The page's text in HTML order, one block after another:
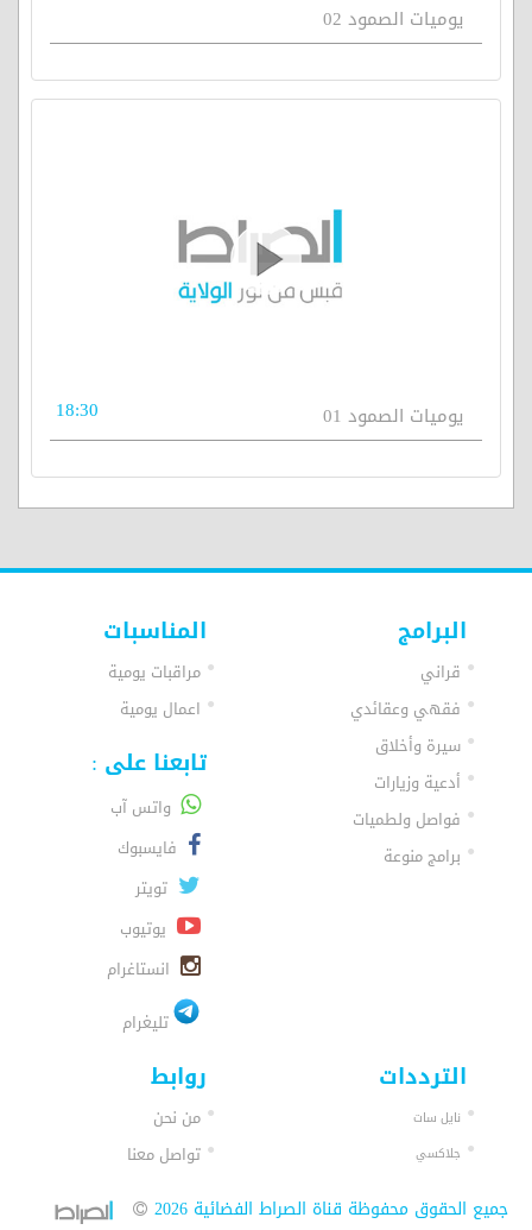
يوميات الصمود 02
يوميات الصمود 01 18:30
البرامج
قراني
فقهي وعقائدي
سيرة وأخلاق
أدعية وزيارات
فواصل ولطميات
برامج منوعة
المناسبات
مراقبات يومية
اعمال يومية
تابعنا على :
واتس آب
فايسبوك
تويتر
يوتيوب
انستاغرام
تليغرام
الترددات
نايل سات
جلاكسي
روابط
من نحن
تواصل معنا
جميع الحقوق محفوظة قناة الصراط الفضائية 2026